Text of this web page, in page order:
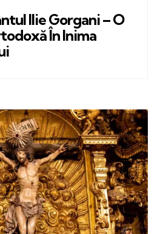
Ilie Gorgani – O
În Inima